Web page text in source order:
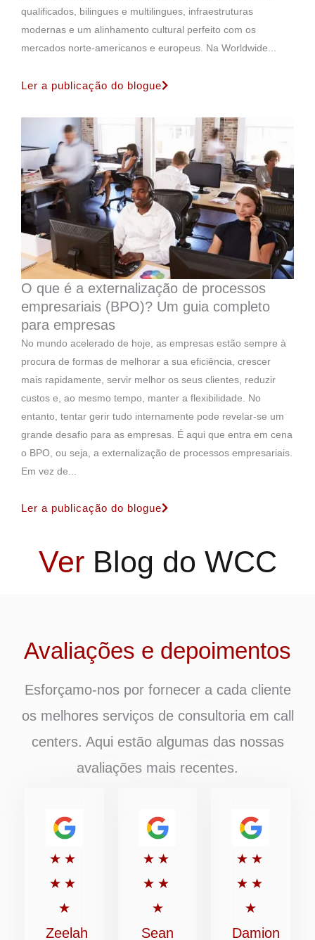
qualificados, bilingues e multilingues, infraestruturas
modernas e um alinhamento cultural perfeito com os
mercados norte-americanos e europeus. Na Worldwide...
Ler a publicação do blogue
O que é a externalização de processos
empresariais (BPO)? Um guia completo
para empresas
No mundo acelerado de hoje, as empresas estão sempre à
procura de formas de melhorar a sua eficiência, crescer
mais rapidamente, servir melhor os seus clientes, reduzir
custos e, ao mesmo tempo, manter a flexibilidade. No
entanto, tentar gerir tudo internamente pode revelar-se um
grande desafio para as empresas. É aqui que entra em cena
o BPO, ou seja, a externalização de processos empresariais.
Em vez de...
Ler a publicação do blogue
Ver Blog do WCC
Avaliações e depoimentos
Esforçamo-nos por fornecer a cada cliente
os melhores serviços de consultoria em call
centers. Aqui estão algumas das nossas
avaliações mais recentes.
★ ★
★ ★
★
Classificado
com
5
de
Zeelah
★ ★
★ ★
★
Classificado
com
5
de
Sean
★ ★
★ ★
★
com
de
Damion